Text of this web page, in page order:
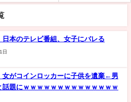
日本のテレビ番組、女子にバレる
日
女がコインロッカーに子供を遺棄←男
話題にｗｗｗｗｗｗｗｗｗｗｗｗｗｗ